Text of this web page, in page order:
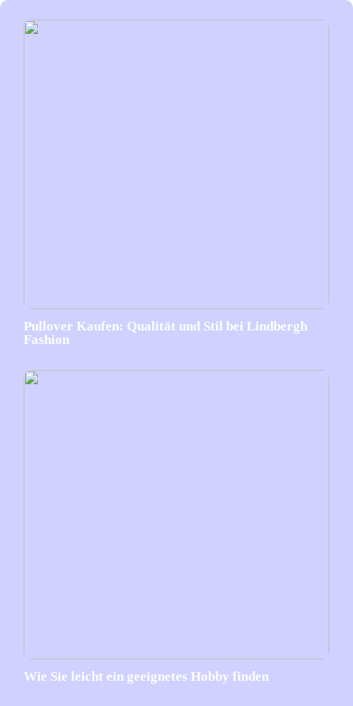
Pullover Kaufen: Qualität und Stil bei Lindbergh
Fashion
Wie Sie leicht ein geeignetes Hobby finden